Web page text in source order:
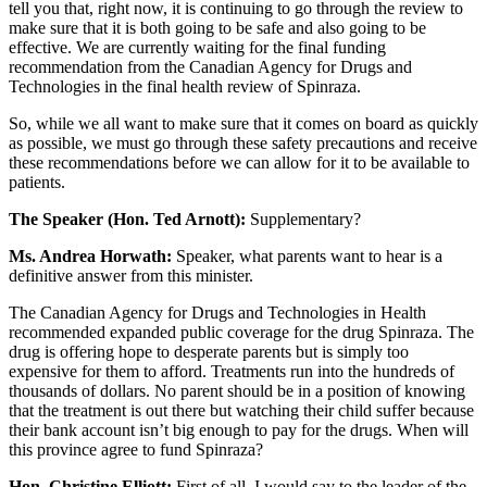
tell you that, right now, it is continuing to go through the review to
make sure that it is both going to be safe and also going to be
effective. We are currently waiting for the final funding
recommendation from the Canadian Agency for Drugs and
Technologies in the final health review of Spinraza.
So, while we all want to make sure that it comes on board as quickly
as possible, we must go through these safety precautions and receive
these recommendations before we can allow for it to be available to
patients.
The Speaker (Hon. Ted Arnott): Supplementary?
Ms. Andrea Horwath: Speaker, what parents want to hear is a
definitive answer from this minister.
The Canadian Agency for Drugs and Technologies in Health
recommended expanded public coverage for the drug Spinraza. The
drug is offering hope to desperate parents but is simply too
expensive for them to afford. Treatments run into the hundreds of
thousands of dollars. No parent should be in a position of knowing
that the treatment is out there but watching their child suffer because
their bank account isn’t big enough to pay for the drugs. When will
this province agree to fund Spinraza?